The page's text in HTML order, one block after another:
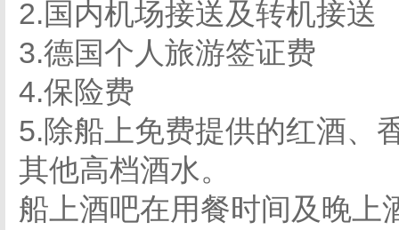
2.国内机场接送及转机接送
3.德国个人旅游签证费
4.保险费
5.除船上免费提供的红酒、
其他高档酒水。
船上酒吧在用餐时间及晚上